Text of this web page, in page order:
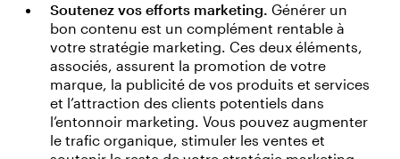
Soutenez vos efforts marketing. Générer un
bon contenu est un complément rentable à
votre stratégie marketing. Ces deux éléments,
associés, assurent la promotion de votre
marque, la publicité de vos produits et services
et l’attraction des clients potentiels dans
l’entonnoir marketing. Vous pouvez augmenter
le trafic organique, stimuler les ventes et